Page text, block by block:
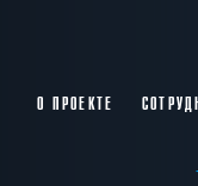
О ПРОЕКТЕ